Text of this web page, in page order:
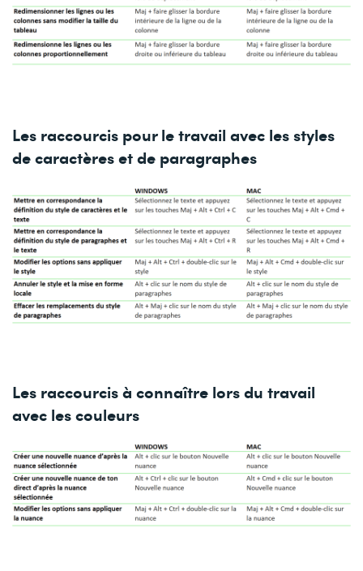
Les raccourcis pour le travail avec les styles
de caractères et de paragraphes
Les raccourcis à connaître lors du travail
avec les couleurs